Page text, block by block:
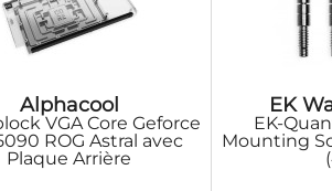
Alphacool
VGA Core Geforce
ROG Astral avec
Plaque Arrière
EK
EK-
Mounting